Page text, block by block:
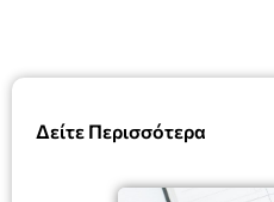
Δείτε Περισσότερα